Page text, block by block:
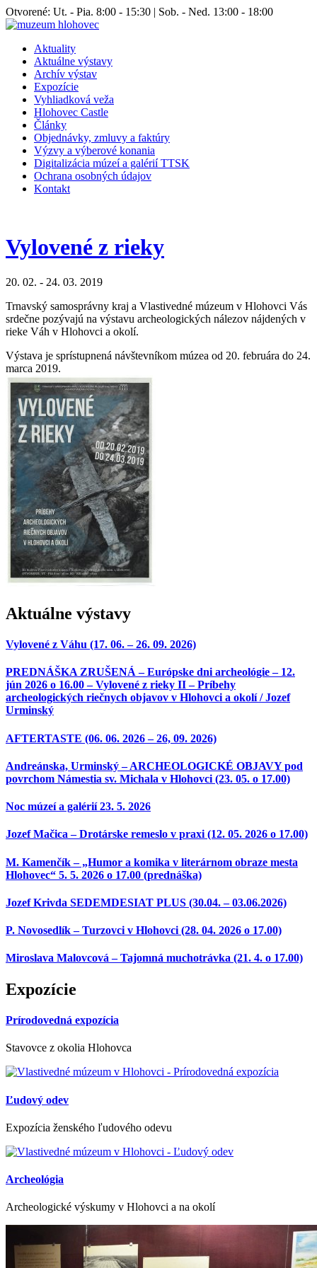
Otvorené: Ut. - Pia. 8:00 - 15:30 | Sob. - Ned. 13:00 - 18:00
Aktuality
Aktuálne výstavy
Archív výstav
Expozície
Vyhliadková veža
Hlohovec Castle
Články
Objednávky, zmluvy a faktúry
Výzvy a výberové konania
Digitalizácia múzeí a galérií TTSK
Ochrana osobných údajov
Kontakt
Vylovené z rieky
20. 02. - 24. 03. 2019
Trnavský samosprávny kraj a Vlastivedné múzeum v Hlohovci Vás
srdečne pozývajú na výstavu archeologických nálezov nájdených v
rieke Váh v Hlohovci a okolí.
Výstava je sprístupnená návštevníkom múzea od 20. februára do 24.
marca 2019.
Aktuálne výstavy
Vylovené z Váhu (17. 06. – 26. 09. 2026)
PREDNÁŠKA ZRUŠENÁ – Európske dni archeológie – 12.
jún 2026 o 16.00 – Vylovené z rieky II – Príbehy
archeologických riečnych objavov v Hlohovci a okolí / Jozef
Urminský
AFTERTASTE (06. 06. 2026 – 26, 09. 2026)
Andreánska, Urminský – ARCHEOLOGICKÉ OBJAVY pod
povrchom Námestia sv. Michala v Hlohovci (23. 05. o 17.00)
Noc múzeí a galérií 23. 5. 2026
Jozef Mačica – Drotárske remeslo v praxi (12. 05. 2026 o 17.00)
M. Kamenčík – „Humor a komika v literárnom obraze mesta
Hlohovec“ 5. 5. 2026 o 17.00 (prednáška)
Jozef Krivda SEDEMDESIAT PLUS (30.04. – 03.06.2026)
P. Novosedlík – Turzovci v Hlohovci (28. 04. 2026 o 17.00)
Miroslava Malovcová – Tajomná muchotrávka (21. 4. o 17.00)
Expozície
Prírodovedná expozícia
Stavovce z okolia Hlohovca
Ľudový odev
Expozícia ženského ľudového odevu
Archeológia
Archeologické výskumy v Hlohovci a na okolí